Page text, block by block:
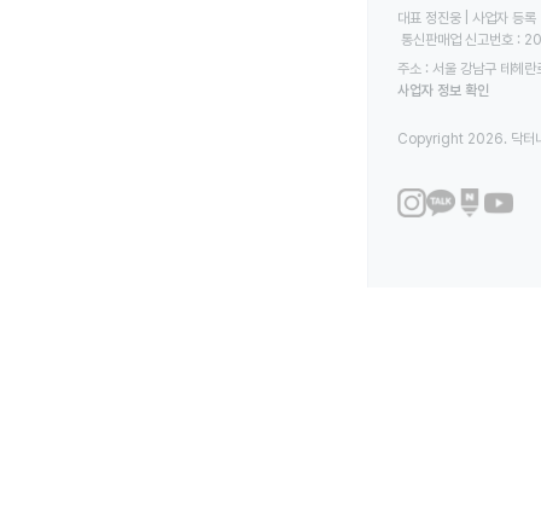
대표 정진웅 | 사업자
통신판매업 신고번호
주소 : 서울 강남구 테헤
사업자 정보 확인
Copyright 2026. 닥터